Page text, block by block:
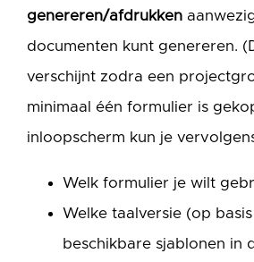
genereren/afdrukken
documenten kunt genereren.
verschijnt zodra een
minimaal één formulier is
inloopscherm kun je
Welk formulier je wilt
Welke taalversie (op
beschikbare sjablonen in